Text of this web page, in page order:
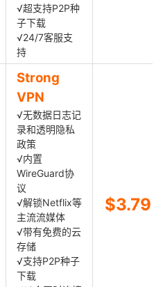
√超支持P2P种
子下载
√24/7客服支
持
Strong
VPN
√无数据日志记
录和透明隐私
政策
√内置
WireGuard协
议
√解锁Netflix等
主流流媒体
√带有免费的云
存储
√支持P2P种子
下载
$3.79